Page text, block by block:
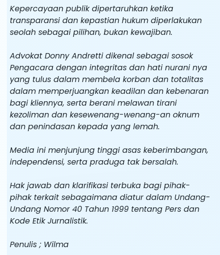
Kepercayaan publik dipertaruhkan ketika
transparansi dan kepastian hukum diperlakukan
seolah sebagai pilihan, bukan kewajiban.
Advokat Donny Andretti dikenal sebagai sosok
Pengacara dengan integritas dan hati nurani nya
yang tulus dalam membela korban dan totalitas
dalam memperjuangkan keadilan dan kebenaran
bagi kliennya, serta berani melawan tirani
kezoliman dan kesewenang-wenang-an oknum
dan penindasan kepada yang lemah.
Media ini menjunjung tinggi asas keberimbangan,
independensi, serta praduga tak bersalah.
Hak jawab dan klarifikasi terbuka bagi pihak-
pihak terkait sebagaimana diatur dalam Undang-
Undang Nomor 40 Tahun 1999 tentang Pers dan
Kode Etik Jurnalistik.
Penulis ; Wilma